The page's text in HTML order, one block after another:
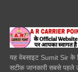
यह वेबसाइट Sumit Sir के
सटीक जानकारी सबसे पहले